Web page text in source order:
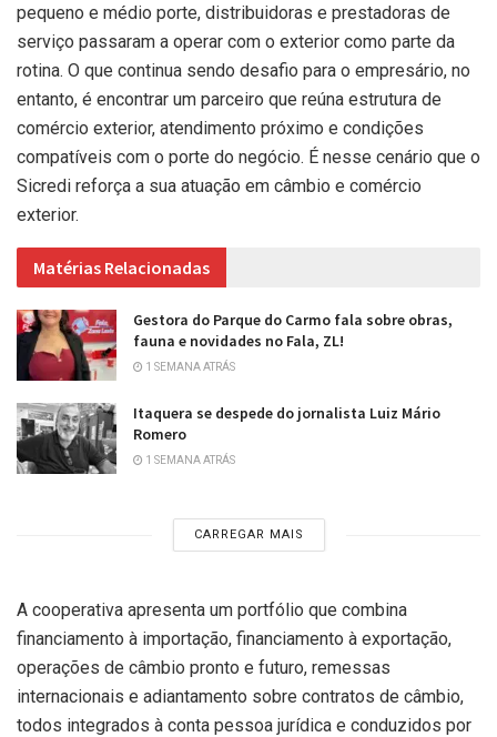
pequeno e médio porte, distribuidoras e prestadoras de
serviço passaram a operar com o exterior como parte da
rotina. O que continua sendo desafio para o empresário, no
entanto, é encontrar um parceiro que reúna estrutura de
comércio exterior, atendimento próximo e condições
compatíveis com o porte do negócio. É nesse cenário que o
Sicredi reforça a sua atuação em câmbio e comércio
exterior.
Matérias Relacionadas
Gestora do Parque do Carmo fala sobre obras,
fauna e novidades no Fala, ZL!
1 SEMANA ATRÁS
Itaquera se despede do jornalista Luiz Mário
Romero
1 SEMANA ATRÁS
CARREGAR MAIS
A cooperativa apresenta um portfólio que combina
financiamento à importação, financiamento à exportação,
operações de câmbio pronto e futuro, remessas
internacionais e adiantamento sobre contratos de câmbio,
todos integrados à conta pessoa jurídica e conduzidos por